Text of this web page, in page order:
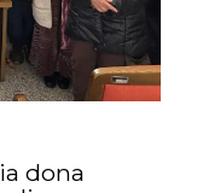
dona